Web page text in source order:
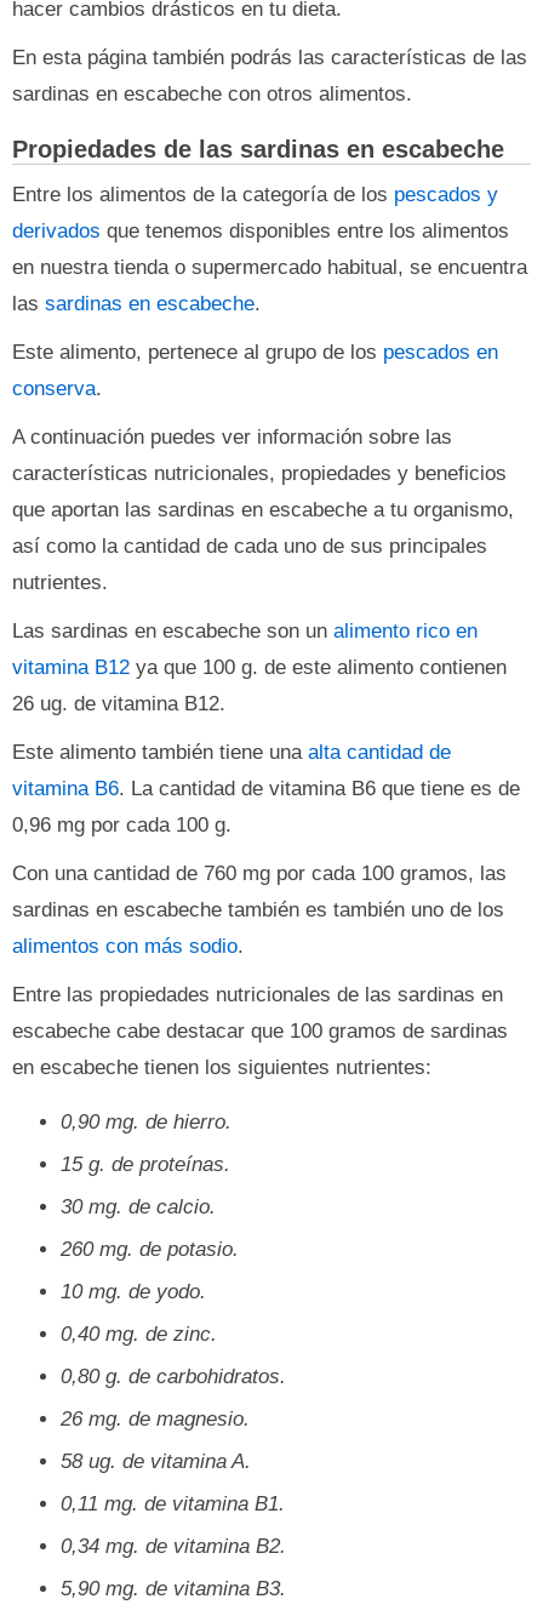
hacer cambios drásticos en tu dieta.
En esta página también podrás las características de las
sardinas en escabeche con otros alimentos.
Propiedades de las sardinas en escabeche
Entre los alimentos de la categoría de los pescados y
derivados que tenemos disponibles entre los alimentos
en nuestra tienda o supermercado habitual, se encuentra
las sardinas en escabeche.
Este alimento, pertenece al grupo de los pescados en
conserva.
A continuación puedes ver información sobre las
características nutricionales, propiedades y beneficios
que aportan las sardinas en escabeche a tu organismo,
así como la cantidad de cada uno de sus principales
nutrientes.
Las sardinas en escabeche son un alimento rico en
vitamina B12 ya que 100 g. de este alimento contienen
26 ug. de vitamina B12.
Este alimento también tiene una alta cantidad de
vitamina B6. La cantidad de vitamina B6 que tiene es de
0,96 mg por cada 100 g.
Con una cantidad de 760 mg por cada 100 gramos, las
sardinas en escabeche también es también uno de los
alimentos con más sodio.
Entre las propiedades nutricionales de las sardinas en
escabeche cabe destacar que 100 gramos de sardinas
en escabeche tienen los siguientes nutrientes:
0,90 mg. de hierro.
15 g. de proteínas.
30 mg. de calcio.
260 mg. de potasio.
10 mg. de yodo.
0,40 mg. de zinc.
0,80 g. de carbohidratos.
26 mg. de magnesio.
58 ug. de vitamina A.
0,11 mg. de vitamina B1.
0,34 mg. de vitamina B2.
5,90 mg. de vitamina B3.